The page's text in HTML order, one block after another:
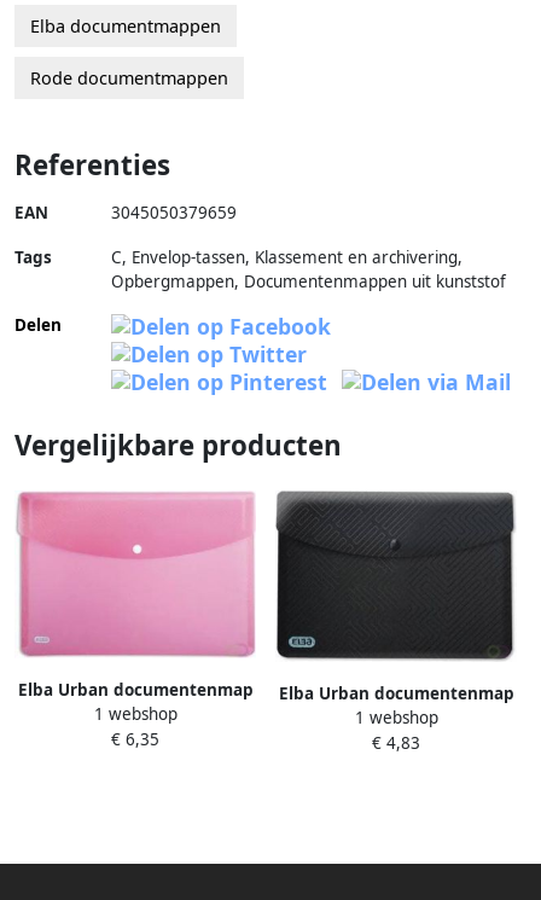
Elba documentmappen
Rode documentmappen
Referenties
EAN 3045050379659
Tags
C, Envelop-tassen, Klassement en archivering,
Opbergmappen, Documentenmappen uit kunststof
Delen
Vergelijkbare producten
Elba Urban documentenmap
ft A4 uit PP transparant roze
pak van 5 stuks
1 webshop
€ 6,35
Elba Urban documentenmap
ft A5 uit PP zwart pak van 5
stuks
1 webshop
€ 4,83